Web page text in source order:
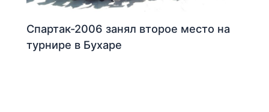
Спартак-2006 занял второе место на
турнире в Бухаре